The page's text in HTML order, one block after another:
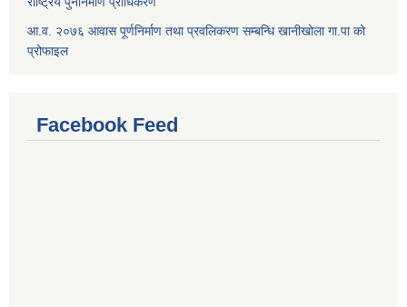
आ.व. २०७६ आवास पूर्णनिर्माण तथा प्रवलिकरण सम्बन्धि खानीखोला गा.पा को
प्रोफाइल
Facebook Feed